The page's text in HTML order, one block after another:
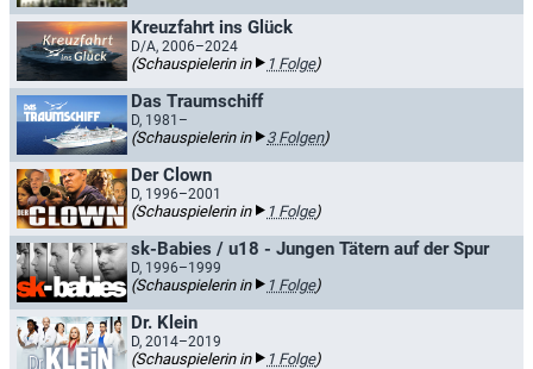
Kreuzfahrt ins Glück
D/A, 2006–2024
(Schauspielerin in 1 Folge)
Das Traumschiff
D, 1981–
(Schauspielerin in 3 Folgen)
Der Clown
D, 1996–2001
(Schauspielerin in 1 Folge)
sk-Babies / u18 - Jungen Tätern auf der Spur
D, 1996–1999
(Schauspielerin in 1 Folge)
Dr. Klein
D, 2014–2019
(Schauspielerin in 1 Folge)